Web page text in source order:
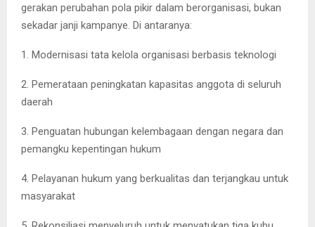
gerakan perubahan pola pikir dalam berorganisasi, bukan
sekadar janji kampanye. Di antaranya:
1. Modernisasi tata kelola organisasi berbasis teknologi
2. Pemerataan peningkatan kapasitas anggota di seluruh
daerah
3. Penguatan hubungan kelembagaan dengan negara dan
pemangku kepentingan hukum
4. Pelayanan hukum yang berkualitas dan terjangkau untuk
masyarakat